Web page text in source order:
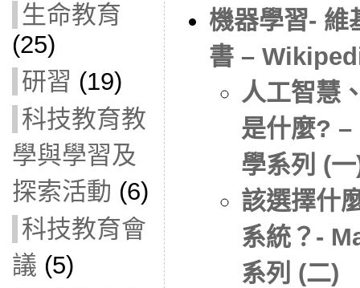
生命教育
(25)
研習 (19)
科技教育教
學與學習及
探索活動 (6)
科技教育會
議 (5)
機器學習- 維
書 –
人工智慧
是什麼?
學系列 (
該選擇什
系統？-
系列 (二)